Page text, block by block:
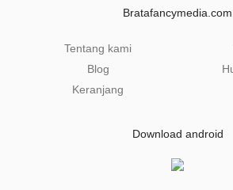
Bratafancymedia.com
Tentang kami
Blog
Keranjang
Download android